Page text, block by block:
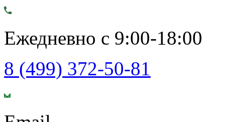
Ежедневно с 9:00-18:00
8 (499) 372-50-81